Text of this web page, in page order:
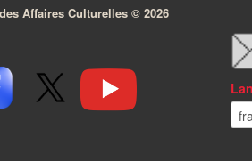
Affaires Culturelles © 2026